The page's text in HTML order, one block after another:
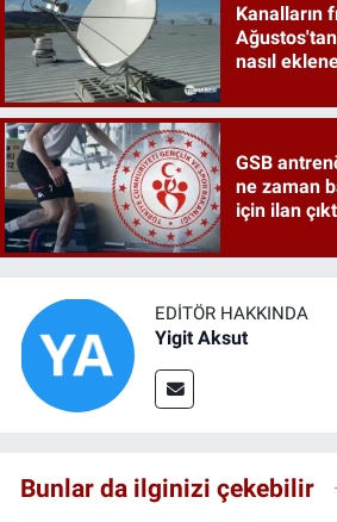
Kanalların
nasıl
GSB
ne zaman
için ilan
EDITÖR HAKKINDA
Yigit Aksut
Bunlar da ilginizi çekebilir